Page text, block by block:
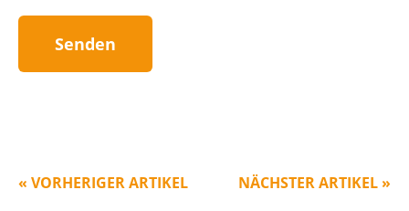
NÄCHSTER ARTIKEL »
« VORHERIGER ARTIKEL